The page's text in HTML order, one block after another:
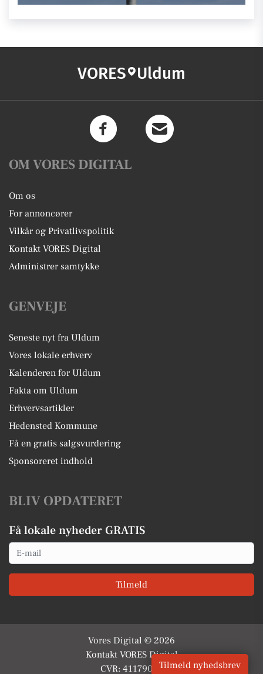
VORES Uldum
OM VORES DIGITAL
Om os
For annoncører
Vilkår og Privatlivspolitik
Kontakt VORES Digital
Administrer samtykke
GENVEJE
Seneste nyt fra Uldum
Vores lokale erhverv
Kalenderen for Uldum
Fakta om Uldum
Erhvervsartikler
Hedensted Kommune
Få en gratis salgsvurdering
Sponsoreret indhold
BLIV OPDATERET
Få lokale nyheder GRATIS
Email
Tilmeld
Vores Digital © 2026
Kontakt VORES Digital
CVR: 41179082Tilmeld nyhedsbrev